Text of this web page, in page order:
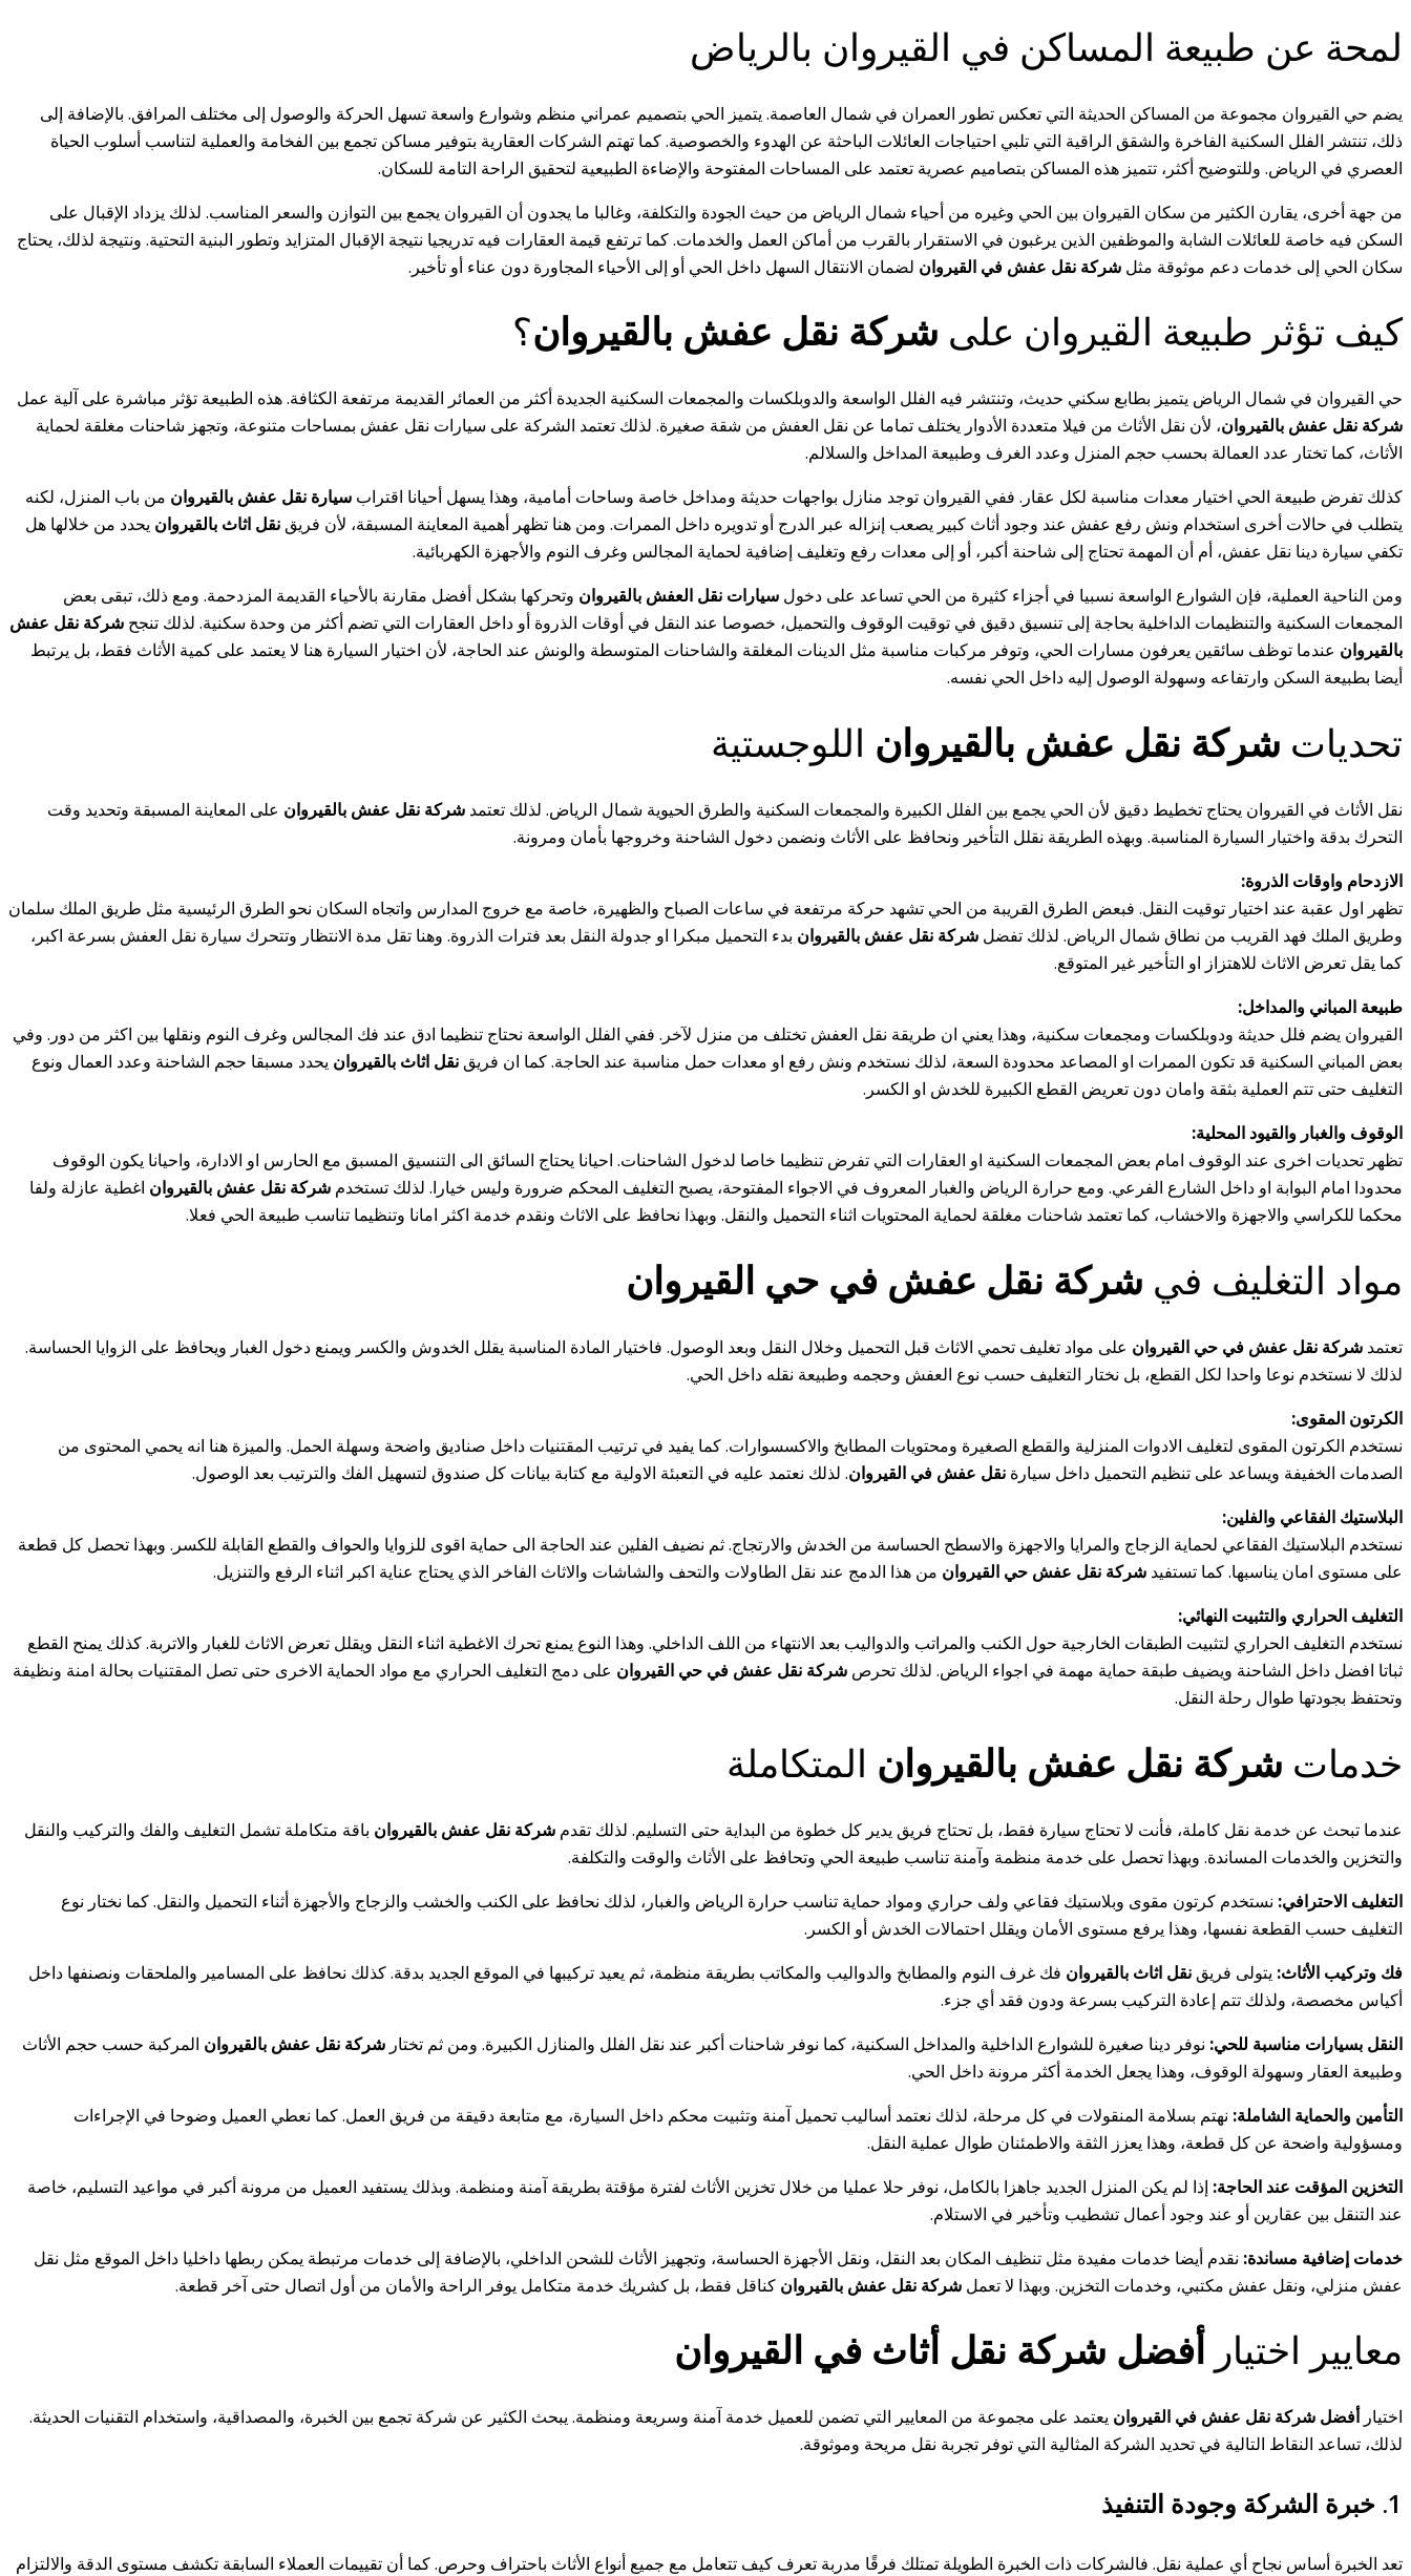
لمحة عن طبيعة المساكن في القيروان بالرياض
يضم حي القيروان مجموعة من المساكن الحديثة التي تعكس تطور العمران في شمال العاصمة. يتميز الحي بتصميم عمراني منظم وشوارع واسعة تسهل الحركة والوصول إلى مختلف المرافق. بالإضافة إلى
ذلك، تنتشر الفلل السكنية الفاخرة والشقق الراقية التي تلبي احتياجات العائلات الباحثة عن الهدوء والخصوصية. كما تهتم الشركات العقارية بتوفير مساكن تجمع بين الفخامة والعملية لتناسب أسلوب الحياة
العصري في الرياض. وللتوضيح أكثر، تتميز هذه المساكن بتصاميم عصرية تعتمد على المساحات المفتوحة والإضاءة الطبيعية لتحقيق الراحة التامة للسكان.
من جهة أخرى، يقارن الكثير من سكان القيروان بين الحي وغيره من أحياء شمال الرياض من حيث الجودة والتكلفة، وغالبا ما يجدون أن القيروان يجمع بين التوازن والسعر المناسب. لذلك يزداد الإقبال على
السكن فيه خاصة للعائلات الشابة والموظفين الذين يرغبون في الاستقرار بالقرب من أماكن العمل والخدمات. كما ترتفع قيمة العقارات فيه تدريجيا نتيجة الإقبال المتزايد وتطور البنية التحتية. ونتيجة لذلك، يحتاج
سكان الحي إلى خدمات دعم موثوقة مثل شركة نقل عفش في القيروان لضمان الانتقال السهل داخل الحي أو إلى الأحياء المجاورة دون عناء أو تأخير.
كيف تؤثر طبيعة القيروان على شركة نقل عفش بالقيروان؟
حي القيروان في شمال الرياض يتميز بطابع سكني حديث، وتنتشر فيه الفلل الواسعة والدوبلكسات والمجمعات السكنية الجديدة أكثر من العمائر القديمة مرتفعة الكثافة. هذه الطبيعة تؤثر مباشرة على آلية عمل
شركة نقل عفش بالقيروان، لأن نقل الأثاث من فيلا متعددة الأدوار يختلف تماما عن نقل العفش من شقة صغيرة. لذلك تعتمد الشركة على سيارات نقل عفش بمساحات متنوعة، وتجهز شاحنات مغلقة لحماية
الأثاث، كما تختار عدد العمالة بحسب حجم المنزل وعدد الغرف وطبيعة المداخل والسلالم.
كذلك تفرض طبيعة الحي اختيار معدات مناسبة لكل عقار. ففي القيروان توجد منازل بواجهات حديثة ومداخل خاصة وساحات أمامية، وهذا يسهل أحيانا اقتراب سيارة نقل عفش بالقيروان من باب المنزل، لكنه
يتطلب في حالات أخرى استخدام ونش رفع عفش عند وجود أثاث كبير يصعب إنزاله عبر الدرج أو تدويره داخل الممرات. ومن هنا تظهر أهمية المعاينة المسبقة، لأن فريق نقل اثاث بالقيروان يحدد من خلالها هل
تكفي سيارة دينا نقل عفش، أم أن المهمة تحتاج إلى شاحنة أكبر، أو إلى معدات رفع وتغليف إضافية لحماية المجالس وغرف النوم والأجهزة الكهربائية.
ومن الناحية العملية، فإن الشوارع الواسعة نسبيا في أجزاء كثيرة من الحي تساعد على دخول سيارات نقل العفش بالقيروان وتحركها بشكل أفضل مقارنة بالأحياء القديمة المزدحمة. ومع ذلك، تبقى بعض
المجمعات السكنية والتنظيمات الداخلية بحاجة إلى تنسيق دقيق في توقيت الوقوف والتحميل، خصوصا عند النقل في أوقات الذروة أو داخل العقارات التي تضم أكثر من وحدة سكنية. لذلك تنجح شركة نقل عفش
بالقيروان عندما توظف سائقين يعرفون مسارات الحي، وتوفر مركبات مناسبة مثل الدينات المغلقة والشاحنات المتوسطة والونش عند الحاجة، لأن اختيار السيارة هنا لا يعتمد على كمية الأثاث فقط، بل يرتبط
أيضا بطبيعة السكن وارتفاعه وسهولة الوصول إليه داخل الحي نفسه.
تحديات شركة نقل عفش بالقيروان اللوجستية
نقل الأثاث في القيروان يحتاج تخطيط دقيق لأن الحي يجمع بين الفلل الكبيرة والمجمعات السكنية والطرق الحيوية شمال الرياض. لذلك تعتمد شركة نقل عفش بالقيروان على المعاينة المسبقة وتحديد وقت
التحرك بدقة واختيار السيارة المناسبة. وبهذه الطريقة نقلل التأخير ونحافظ على الأثاث ونضمن دخول الشاحنة وخروجها بأمان ومرونة.
الازدحام واوقات الذروة:
تظهر اول عقبة عند اختيار توقيت النقل. فبعض الطرق القريبة من الحي تشهد حركة مرتفعة في ساعات الصباح والظهيرة، خاصة مع خروج المدارس واتجاه السكان نحو الطرق الرئيسية مثل طريق الملك سلمان
وطريق الملك فهد القريب من نطاق شمال الرياض. لذلك تفضل شركة نقل عفش بالقيروان بدء التحميل مبكرا او جدولة النقل بعد فترات الذروة. وهنا تقل مدة الانتظار وتتحرك سيارة نقل العفش بسرعة اكبر،
كما يقل تعرض الاثاث للاهتزاز او التأخير غير المتوقع.
طبيعة المباني والمداخل:
القيروان يضم فلل حديثة ودوبلكسات ومجمعات سكنية، وهذا يعني ان طريقة نقل العفش تختلف من منزل لآخر. ففي الفلل الواسعة نحتاج تنظيما ادق عند فك المجالس وغرف النوم ونقلها بين اكثر من دور. وفي
بعض المباني السكنية قد تكون الممرات او المصاعد محدودة السعة، لذلك نستخدم ونش رفع او معدات حمل مناسبة عند الحاجة. كما ان فريق نقل اثاث بالقيروان يحدد مسبقا حجم الشاحنة وعدد العمال ونوع
التغليف حتى تتم العملية بثقة وامان دون تعريض القطع الكبيرة للخدش او الكسر.
الوقوف والغبار والقيود المحلية:
تظهر تحديات اخرى عند الوقوف امام بعض المجمعات السكنية او العقارات التي تفرض تنظيما خاصا لدخول الشاحنات. احيانا يحتاج السائق الى التنسيق المسبق مع الحارس او الادارة، واحيانا يكون الوقوف
محدودا امام البوابة او داخل الشارع الفرعي. ومع حرارة الرياض والغبار المعروف في الاجواء المفتوحة، يصبح التغليف المحكم ضرورة وليس خيارا. لذلك تستخدم شركة نقل عفش بالقيروان اغطية عازلة ولفا
محكما للكراسي والاجهزة والاخشاب، كما تعتمد شاحنات مغلقة لحماية المحتويات اثناء التحميل والنقل. وبهذا نحافظ على الاثاث ونقدم خدمة اكثر امانا وتنظيما تناسب طبيعة الحي فعلا.
مواد التغليف في شركة نقل عفش في حي القيروان
تعتمد شركة نقل عفش في حي القيروان على مواد تغليف تحمي الاثاث قبل التحميل وخلال النقل وبعد الوصول. فاختيار المادة المناسبة يقلل الخدوش والكسر ويمنع دخول الغبار ويحافظ على الزوايا الحساسة.
لذلك لا نستخدم نوعا واحدا لكل القطع، بل نختار التغليف حسب نوع العفش وحجمه وطبيعة نقله داخل الحي.
الكرتون المقوى:
نستخدم الكرتون المقوى لتغليف الادوات المنزلية والقطع الصغيرة ومحتويات المطابخ والاكسسوارات. كما يفيد في ترتيب المقتنيات داخل صناديق واضحة وسهلة الحمل. والميزة هنا انه يحمي المحتوى من
الصدمات الخفيفة ويساعد على تنظيم التحميل داخل سيارة نقل عفش في القيروان. لذلك نعتمد عليه في التعبئة الاولية مع كتابة بيانات كل صندوق لتسهيل الفك والترتيب بعد الوصول.
البلاستيك الفقاعي والفلين:
نستخدم البلاستيك الفقاعي لحماية الزجاج والمرايا والاجهزة والاسطح الحساسة من الخدش والارتجاج. ثم نضيف الفلين عند الحاجة الى حماية اقوى للزوايا والحواف والقطع القابلة للكسر. وبهذا تحصل كل قطعة
على مستوى امان يناسبها. كما تستفيد شركة نقل عفش حي القيروان من هذا الدمج عند نقل الطاولات والتحف والشاشات والاثاث الفاخر الذي يحتاج عناية اكبر اثناء الرفع والتنزيل.
التغليف الحراري والتثبيت النهائي:
نستخدم التغليف الحراري لتثبيت الطبقات الخارجية حول الكنب والمراتب والدواليب بعد الانتهاء من اللف الداخلي. وهذا النوع يمنع تحرك الاغطية اثناء النقل ويقلل تعرض الاثاث للغبار والاتربة. كذلك يمنح القطع
ثباتا افضل داخل الشاحنة ويضيف طبقة حماية مهمة في اجواء الرياض. لذلك تحرص شركة نقل عفش في حي القيروان على دمج التغليف الحراري مع مواد الحماية الاخرى حتى تصل المقتنيات بحالة امنة ونظيفة
وتحتفظ بجودتها طوال رحلة النقل.
خدمات شركة نقل عفش بالقيروان المتكاملة
عندما تبحث عن خدمة نقل كاملة، فأنت لا تحتاج سيارة فقط، بل تحتاج فريق يدير كل خطوة من البداية حتى التسليم. لذلك تقدم شركة نقل عفش بالقيروان باقة متكاملة تشمل التغليف والفك والتركيب والنقل
والتخزين والخدمات المساندة. وبهذا تحصل على خدمة منظمة وآمنة تناسب طبيعة الحي وتحافظ على الأثاث والوقت والتكلفة.
التغليف الاحترافي: نستخدم كرتون مقوى وبلاستيك فقاعي ولف حراري ومواد حماية تناسب حرارة الرياض والغبار، لذلك نحافظ على الكنب والخشب والزجاج والأجهزة أثناء التحميل والنقل. كما نختار نوع
التغليف حسب القطعة نفسها، وهذا يرفع مستوى الأمان ويقلل احتمالات الخدش أو الكسر.
فك وتركيب الأثاث: يتولى فريق نقل اثاث بالقيروان فك غرف النوم والمطابخ والدواليب والمكاتب بطريقة منظمة، ثم يعيد تركيبها في الموقع الجديد بدقة. كذلك نحافظ على المسامير والملحقات ونصنفها داخل
أكياس مخصصة، ولذلك تتم إعادة التركيب بسرعة ودون فقد أي جزء.
النقل بسيارات مناسبة للحي: نوفر دينا صغيرة للشوارع الداخلية والمداخل السكنية، كما نوفر شاحنات أكبر عند نقل الفلل والمنازل الكبيرة. ومن ثم تختار شركة نقل عفش بالقيروان المركبة حسب حجم الأثاث
وطبيعة العقار وسهولة الوقوف، وهذا يجعل الخدمة أكثر مرونة داخل الحي.
التأمين والحماية الشاملة: نهتم بسلامة المنقولات في كل مرحلة، لذلك نعتمد أساليب تحميل آمنة وتثبيت محكم داخل السيارة، مع متابعة دقيقة من فريق العمل. كما نعطي العميل وضوحا في الإجراءات
ومسؤولية واضحة عن كل قطعة، وهذا يعزز الثقة والاطمئنان طوال عملية النقل.
التخزين المؤقت عند الحاجة: إذا لم يكن المنزل الجديد جاهزا بالكامل، نوفر حلا عمليا من خلال تخزين الأثاث لفترة مؤقتة بطريقة آمنة ومنظمة. وبذلك يستفيد العميل من مرونة أكبر في مواعيد التسليم، خاصة
عند التنقل بين عقارين أو عند وجود أعمال تشطيب وتأخير في الاستلام.
خدمات إضافية مساندة: نقدم أيضا خدمات مفيدة مثل تنظيف المكان بعد النقل، ونقل الأجهزة الحساسة، وتجهيز الأثاث للشحن الداخلي، بالإضافة إلى خدمات مرتبطة يمكن ربطها داخليا داخل الموقع مثل نقل
عفش منزلي، ونقل عفش مكتبي، وخدمات التخزين. وبهذا لا تعمل شركة نقل عفش بالقيروان كناقل فقط، بل كشريك خدمة متكامل يوفر الراحة والأمان من أول اتصال حتى آخر قطعة.
معايير اختيار أفضل شركة نقل أثاث في القيروان
اختيارأفضل شركة نقل عفش في القيروان يعتمد على مجموعة من المعايير التي تضمن للعميل خدمة آمنة وسريعة ومنظمة. يبحث الكثير عن شركة تجمع بين الخبرة، والمصداقية، واستخدام التقنيات الحديثة.
لذلك، تساعد النقاط التالية في تحديد الشركة المثالية التي توفر تجربة نقل مريحة وموثوقة.
1. خبرة الشركة وجودة التنفيذ
تعد الخبرة أساس نجاح أي عملية نقل. فالشركات ذات الخبرة الطويلة تمتلك فرقًا مدربة تعرف كيف تتعامل مع جميع أنواع الأثاث باحتراف وحرص. كما أن تقييمات العملاء السابقة تكشف مستوى الدقة والالتزام